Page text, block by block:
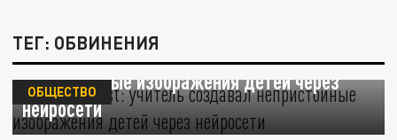
ТЕГ: ОБВИНЕНИЯ
New York Post: учитель создавал
непристойные изображения детей через
нейросети
ОБЩЕСТВО